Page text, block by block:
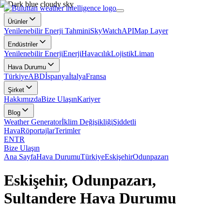
Ürünler
Yenilenebilir Enerji TahminiSkyWatchAPIMap Layer
Endüstriler
Yenilenebilir EnerjiEnerjiHavacılıkLojistikLiman
Hava Durumu
TürkiyeABDİspanyaİtalyaFransa
Şirket
HakkımızdaBize UlaşınKariyer
Blog
Weather Generatorİklim DeğişikliğiŞiddetli
HavaRöportajlarTerimler
ENTR
Bize Ulaşın
Ana SayfaHava DurumuTürkiyeEskişehirOdunpazarı
Eskişehir, Odunpazarı,
Sultandere Hava Durumu